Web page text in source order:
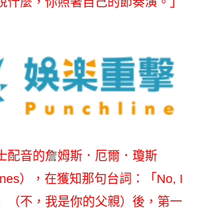
配音的詹姆斯．厄爾．瓊斯
），在獲知那句台詞：「No, I
（不，我是你的父親）後，第一